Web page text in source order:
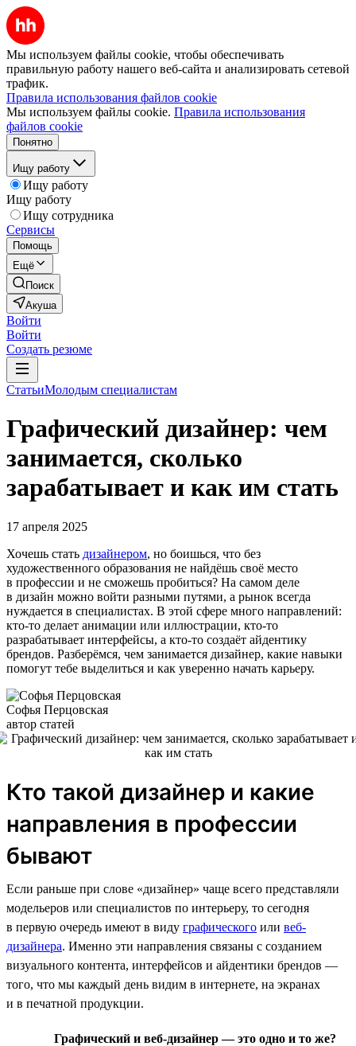
Мы используем файлы cookie, чтобы обеспечивать
правильную работу нашего веб-сайта и анализировать сетевой
трафик.
Правила использования файлов cookie
Мы используем файлы cookie. Правила использования
файлов cookie
Понятно
Ищу работу
Ищу работу
Ищу работу
Ищу сотрудника
Сервисы
Помощь
Ещё
Поиск
Акуша
Войти
Войти
Создать резюме
СтатьиМолодым специалистам
Графический дизайнер: чем
занимается, сколько
зарабатывает и как им стать
17 апреля 2025
Хочешь стать дизайнером, но боишься, что без
художественного образования не найдёшь своё место
в профессии и не сможешь пробиться? На самом деле
в дизайн можно войти разными путями, а рынок всегда
нуждается в специалистах. В этой сфере много направлений:
кто-то делает анимации или иллюстрации, кто-то
разрабатывает интерфейсы, а кто-то создаёт айдентику
брендов. Разберёмся, чем занимается дизайнер, какие навыки
помогут тебе выделиться и как уверенно начать карьеру.
Софья Перцовская
автор статей
Кто такой дизайнер и какие
направления в профессии
бывают
Если раньше при слове «дизайнер» чаще всего представляли
модельеров или специалистов по интерьеру, то сегодня
в первую очередь имеют в виду графического или веб-
дизайнера. Именно эти направления связаны с созданием
визуального контента, интерфейсов и айдентики брендов —
того, что мы каждый день видим в интернете, на экранах
и в печатной продукции.
Графический и веб-дизайнер — это одно и то же?